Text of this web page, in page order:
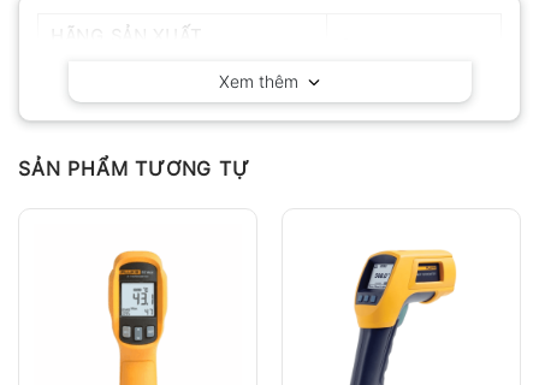
Xem thêm
SẢN PHẨM TƯƠNG TỰ